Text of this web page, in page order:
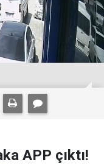
APP çıktı!